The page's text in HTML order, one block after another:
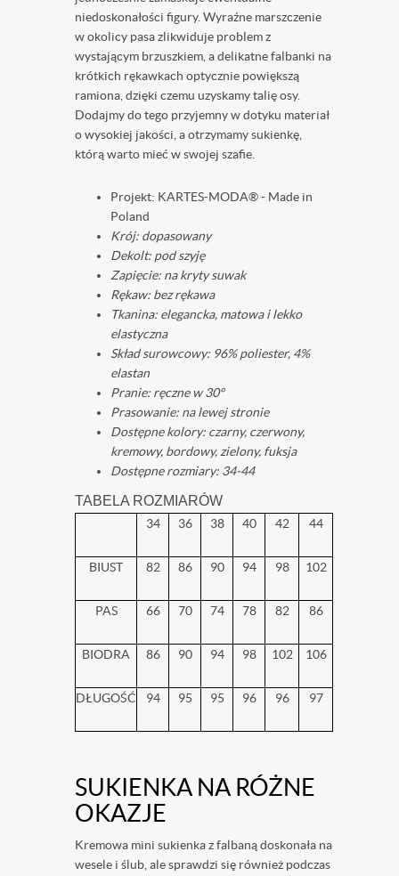
niedoskonałości figury. Wyraźne marszczenie
w okolicy pasa zlikwiduje problem z
wystającym brzuszkiem, a delikatne falbanki na
krótkich rękawkach optycznie powiększą
ramiona, dzięki czemu uzyskamy talię osy.
Dodajmy do tego przyjemny w dotyku materiał
o wysokiej jakości, a otrzymamy sukienkę,
którą warto mieć w swojej szafie.
Projekt: KARTES-MODA® - Made in
Poland ️
Krój: dopasowany
Dekolt: pod szyję
Zapięcie: na kryty suwak
Rękaw: bez rękawa
Tkanina: elegancka, matowa i lekko
elastyczna
Skład surowcowy: 96% poliester, 4%
elastan
Pranie: ręczne w 30°
Prasowanie: na lewej stronie
Dostępne kolory: czarny, czerwony,
kremowy, bordowy, zielony, fuksja
Dostępne rozmiary: 34-44
TABELA ROZMIARÓW
34 36 38 40 42 44
BIUST 82 86 90 94 98 102
PAS 66 70 74 78 82 86
BIODRA 86 90 94 98 102 106
DŁUGOŚĆ 94 95 95 96 96 97
SUKIENKA NA RÓŻNE
OKAZJE
Kremowa mini sukienka z falbaną doskonała na
wesele i ślub, ale sprawdzi się również podczas